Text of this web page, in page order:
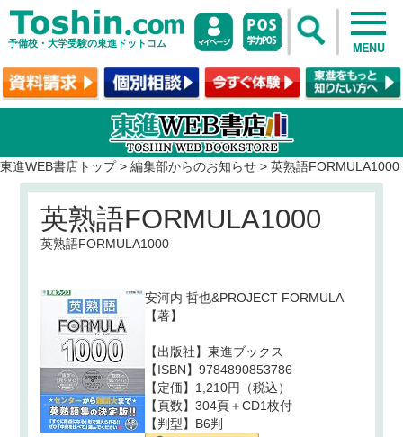
予備校・大学受験の東進ドットコム MENU
東進WEB書店トップ> 編集部からのお知らせ > 英熟語FORMULA1000
英熟語FORMULA1000
英熟語FORMULA1000
安河内 哲也&PROJECT FORMULA
【著】
【出版社】東進ブックス
【ISBN】9784890853786
【定価】1,210円（税込）
【頁数】304頁＋CD1枚付
【判型】B6判